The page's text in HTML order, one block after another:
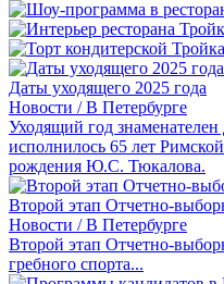
Даты уходящего 2025 года
Новости / В Петербурге
Уходящий год
исполнилось 65 лет
рождения Ю.С. Тюкалова.
Второй этап Отчетно-
Новости / В Петербурге
Второй этап Отчетно-
гребного спорта...